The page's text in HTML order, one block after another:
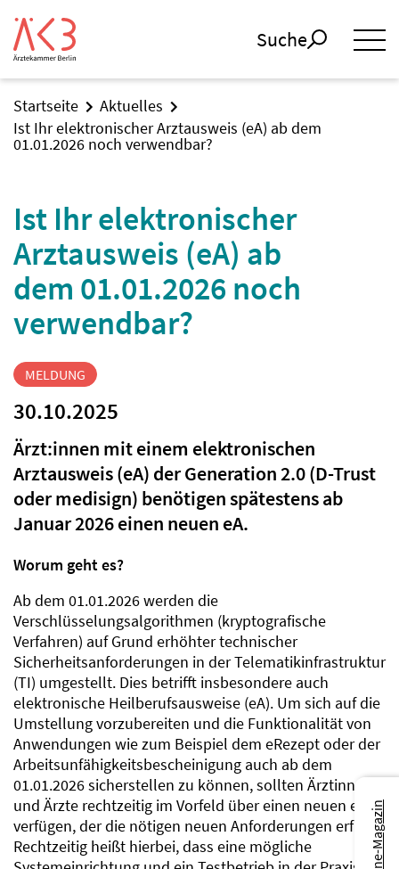
Suche
Startseite
Aktuelles
Ist Ihr elektronischer Arztausweis (eA) ab dem
01.01.2026 noch verwendbar?
Ist Ihr elektronischer
Arztausweis (eA) ab
dem 01.01.2026 noch
verwendbar?
MELDUNG
30.10.2025
Ärzt:innen mit einem elektronischen
Arztausweis (eA) der Generation 2.0 (D-Trust
oder medisign) benötigen spätestens ab
Januar 2026 einen neuen eA.
Worum geht es?
Ab dem 01.01.2026 werden die
Verschlüsselungsalgorithmen (kryptografische
Verfahren) auf Grund erhöhter technischer
Sicherheitsanforderungen in der Telematikinfrastruktur
(TI) umgestellt. Dies betrifft insbesondere auch
elektronische Heilberufsausweise (eA). Um sich auf die
Umstellung vorzubereiten und die Funktionalität von
Anwendungen wie zum Beispiel dem eRezept oder der
Arbeitsunfähigkeitsbescheinigung auch ab dem
01.01.2026 sicherstellen zu können, sollten Ärztinnen
und Ärzte rechtzeitig im Vorfeld über einen neuen eA
verfügen, der die nötigen neuen Anforderungen erfüllt.
Rechtzeitig heißt hierbei, dass eine mögliche